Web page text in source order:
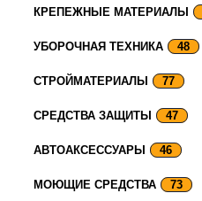
КРЕПЕЖНЫЕ МАТЕРИАЛЫ
УБОРОЧНАЯ ТЕХНИКА 48
СТРОЙМАТЕРИАЛЫ 77
СРЕДСТВА ЗАЩИТЫ 47
АВТОАКСЕССУАРЫ 46
МОЮЩИЕ СРЕДСТВА 73